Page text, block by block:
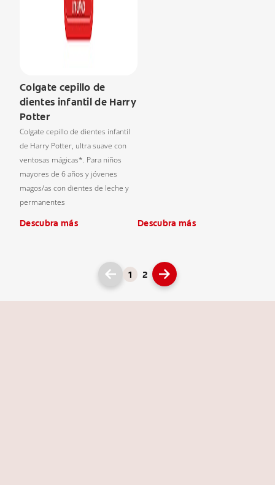
Colgate cepillo de
dientes infantil de Harry
Potter
Colgate cepillo de dientes infantil
de Harry Potter, ultra suave con
ventosas mágicas*. Para niños
mayores de 6 años y jóvenes
magos/as con dientes de leche y
permanentes
Descubra más Descubra más
1 2